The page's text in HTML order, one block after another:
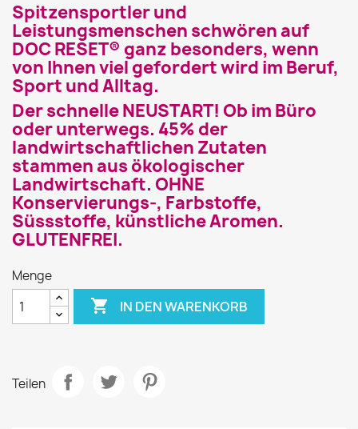
Spitzensportler und
Leistungsmenschen schwören auf
DOC RESET® ganz besonders, wenn
von Ihnen viel gefordert wird im Beruf,
Sport und Alltag.
Der schnelle NEUSTART! Ob im Büro
oder unterwegs. 45% der
landwirtschaftlichen Zutaten
stammen aus ökologischer
Landwirtschaft. OHNE
Konservierungs-, Farbstoffe,
Süssstoffe, künstliche Aromen.
GLUTENFREI.
Menge
 IN DEN WARENKORB
Teilen